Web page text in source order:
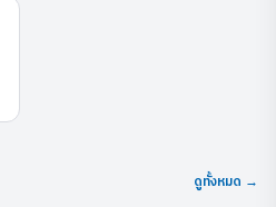
ดูทั้งหมด →